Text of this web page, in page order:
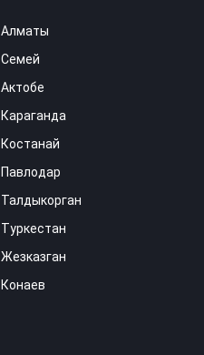
Алматы
Семей
Актобе
Караганда
Костанай
Павлодар
Талдыкорган
Туркестан
Жезказган
Конаев